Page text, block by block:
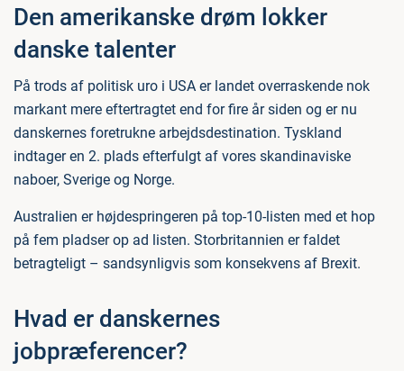
Den amerikanske drøm lokker
danske talenter
På trods af politisk uro i USA er landet overraskende nok
markant mere eftertragtet end for fire år siden og er nu
danskernes foretrukne arbejdsdestination. Tyskland
indtager en 2. plads efterfulgt af vores skandinaviske
naboer, Sverige og Norge.
Australien er højdespringeren på top-10-listen med et hop
på fem pladser op ad listen. Storbritannien er faldet
betragteligt – sandsynligvis som konsekvens af Brexit.
Hvad er danskernes
jobpræferencer?